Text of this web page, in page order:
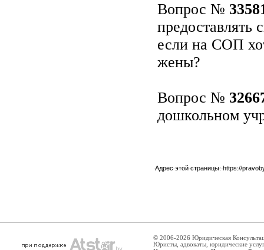
Вопрос №
предоставлять
если на СОП
жены?
Вопрос №
дошкольном
Адрес этой страницы: https://
© 2006-2026 Юридическая
Юристы, адвокаты, юридические